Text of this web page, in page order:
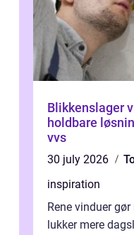
Blikkenslager viborg
holdbare
vvs
30 july 2026
inspiration
Rene vinduer
lukker mere